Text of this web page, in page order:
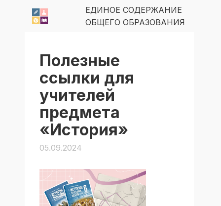
ЕДИНОЕ СОДЕРЖАНИЕ
ОБЩЕГО ОБРАЗОВАНИЯ
Полезные
ссылки для
учителей
предмета
«История»
05.09.2024